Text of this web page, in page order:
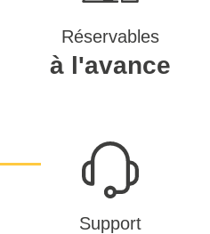
Réservables
à l'avance
Support